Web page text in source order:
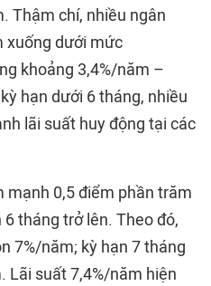
Thậm chí, nhiều ngân
xuống dưới mức
khoảng 3,4%/năm –
hạn dưới 6 tháng, nhiều
lãi suất huy động tại các
mạnh 0,5 điểm phần trăm
tháng trở lên. Theo đó,
7%/năm; kỳ hạn 7 tháng
Lãi suất 7,4%/năm hiện